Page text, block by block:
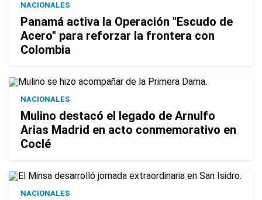
NACIONALES
Panamá activa la Operación "Escudo de
Acero" para reforzar la frontera con
Colombia
NACIONALES
Mulino destacó el legado de Arnulfo
Arias Madrid en acto conmemorativo en
Coclé
NACIONALES